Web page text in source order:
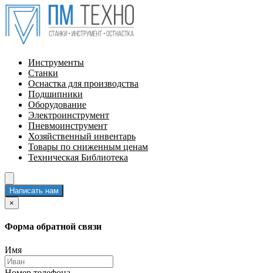
Инструменты
Станки
Оснастка для производства
Подшипники
Оборудование
Электроинструмент
Пневмоинструмент
Хозяйственный инвентарь
Товары по сниженным ценам
Техническая Библиотека
Написать нам
×
Форма обратной связи
Имя